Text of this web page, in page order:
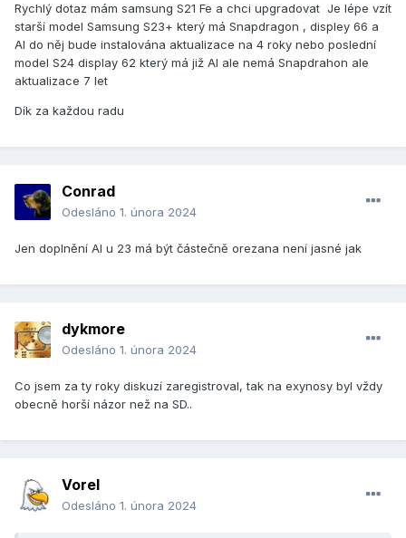
Rychlý dotaz mám samsung S21 Fe a chci upgradovat Je lépe vzít
starší model Samsung S23+ který má Snapdragon , displey 66 a
AI do něj bude instalována aktualizace na 4 roky nebo poslední
model S24 display 62 který má již AI ale nemá Snapdrahon ale
aktualizace 7 let
Dík za každou radu
Conrad
Odesláno 1. února 2024
Jen doplnění AI u 23 má být částečně orezana není jasné jak
dykmore
Odesláno 1. února 2024
Co jsem za ty roky diskuzí zaregistroval, tak na exynosy byl vždy
obecně horší názor než na SD..
Vorel
Odesláno 1. února 2024